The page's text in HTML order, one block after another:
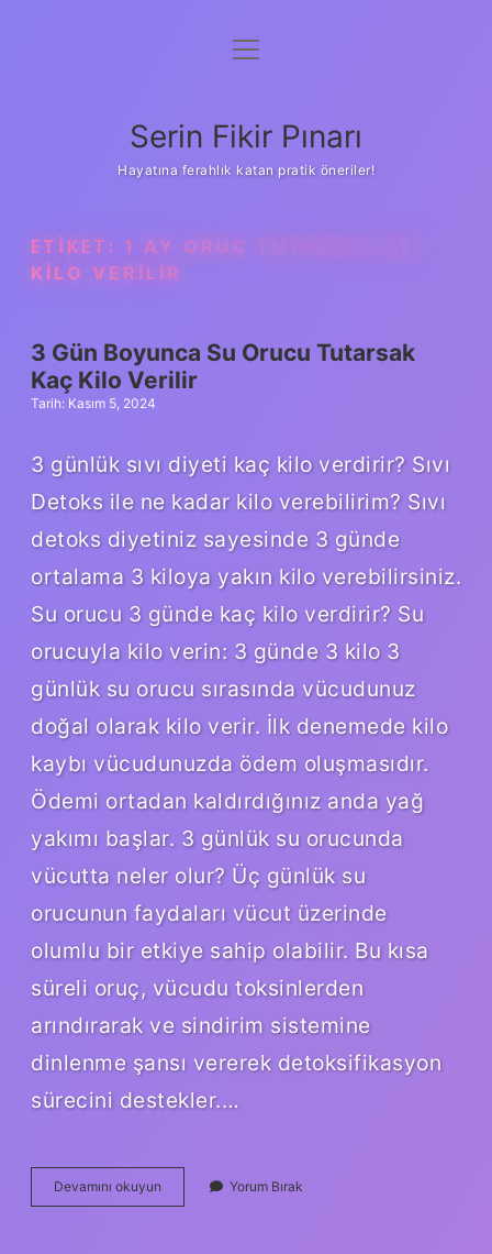
Gizlilik Politikası
Yasal Uyarı
menüyü
Serin Fikir Pınarı
Hayatına ferahlık katan pratik öneriler!
ETIKET: 1 AY ORUÇ TUTARAK KAÇ
KILO VERILIR
3 Gün Boyunca Su Orucu Tutarsak
Kaç Kilo Verilir
Tarih: Kasım 5, 2024
3 günlük sıvı diyeti kaç kilo verdirir? Sıvı
Detoks ile ne kadar kilo verebilirim? Sıvı
detoks diyetiniz sayesinde 3 günde
ortalama 3 kiloya yakın kilo verebilirsiniz.
Su orucu 3 günde kaç kilo verdirir? Su
orucuyla kilo verin: 3 günde 3 kilo 3
günlük su orucu sırasında vücudunuz
doğal olarak kilo verir. İlk denemede kilo
kaybı vücudunuzda ödem oluşmasıdır.
Ödemi ortadan kaldırdığınız anda yağ
yakımı başlar. 3 günlük su orucunda
vücutta neler olur? Üç günlük su
orucunun faydaları vücut üzerinde
olumlu bir etkiye sahip olabilir. Bu kısa
süreli oruç, vücudu toksinlerden
arındırarak ve sindirim sistemine
dinlenme şansı vererek detoksifikasyon
sürecini destekler.…
Devamını okuyun
Gün
Yorum Bırak